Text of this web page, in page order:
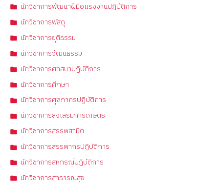
นักวิชาการพัฒนาฝีมือแรงงานปฏิบัติการ
นักวิชาการพัสดุ
นักวิชาการยุติธรรม
นักวิชาการวัฒนธรรม
นักวิชาการศาสนาปฏิบัติการ
นักวิชาการศึกษา
นักวิชาการศุลกากรปฏิบัติการ
นักวิชาการส่งเสริมการเกษตร
นักวิชาการสรรพสามิต
นักวิชาการสรรพากรปฏิบัติการ
นักวิชาการสหกรณ์ปฏิบัติการ
นักวิชาการสาธารณสุข